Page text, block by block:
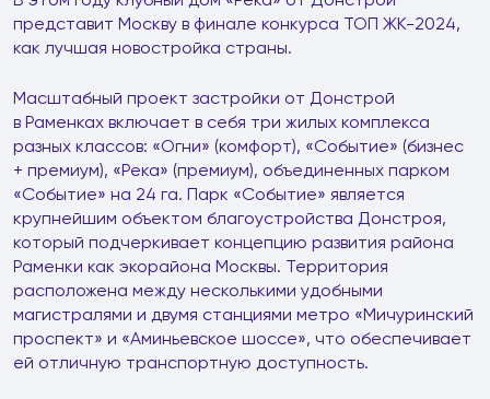
представит Москву в финале конкурса ТОП ЖК-2024,
как лучшая новостройка страны.
Масштабный проект застройки от Донстрой
в Раменках включает в себя три жилых комплекса
разных классов: «Огни» (комфорт), «Событие» (бизнес
+ премиум), «Река» (премиум), объединенных парком
«Событие» на 24 га. Парк «Событие» является
крупнейшим объектом благоустройства Донстроя,
который подчеркивает концепцию развития района
Раменки как экорайона Москвы. Территория
расположена между несколькими удобными
магистралями и двумя станциями метро «Мичуринский
проспект» и «Аминьевское шоссе», что обеспечивает
ей отличную транспортную доступность.